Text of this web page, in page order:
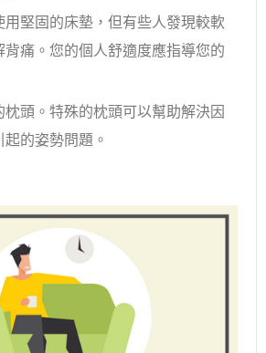
用堅固的床墊，但有些人發現較軟
背痛。您的個人舒適度應指導您的
頭。特殊的枕頭可以幫助解決因
的姿勢問題。